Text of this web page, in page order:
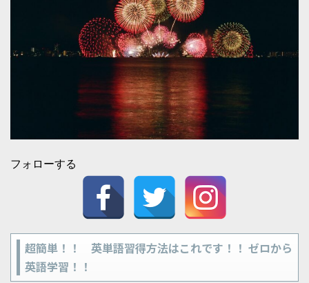
フォローする
超簡単！！ 英単語習得方法はこれです！！ ゼロから
英語学習！！